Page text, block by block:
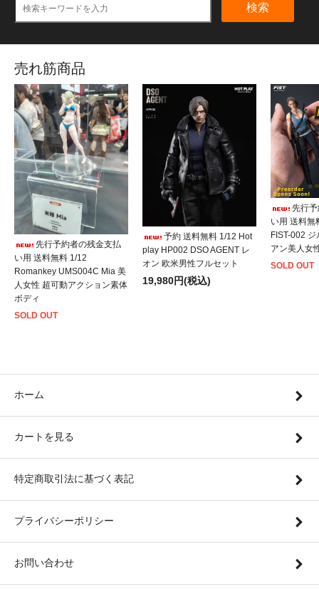
検索
売れ筋商品
先行予約者の残金支払
い用 送料無料 1/12
Romankey UMS004C Mia 美
人女性 超可動アクション素体
ボディ
SOLD OUT
予約 送料無料 1/12 Hot
play HP002 DSO AGENT レ
オン 欧米男性フルセット
19,980円(税込)
先行
い用 送料無
FIST-002
アン美人女
SOLD OUT
ホーム
カートを見る
特定商取引法に基づく表記
プライバシーポリシー
お問い合わせ